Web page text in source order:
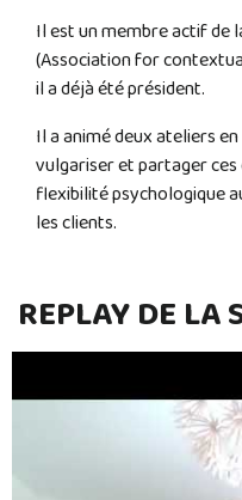
Il est un membre actif de
(Association for
il a déjà été président.
Il a animé deux ateliers
vulgariser et partager
flexibilité psychologique
les clients.
REPLAY DE LA